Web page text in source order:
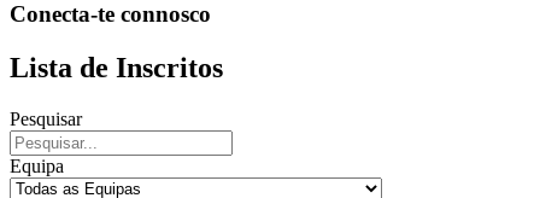
Conecta-te connosco
Lista de Inscritos
Pesquisar
Equipa